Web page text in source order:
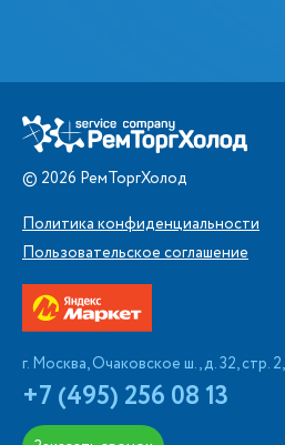
© 2026 РемТоргХолод
Политика конфиденциальности
Пользовательское соглашение
г. Москва, Очаковское ш., д. 32, стр.
+7 (495) 256 08 13